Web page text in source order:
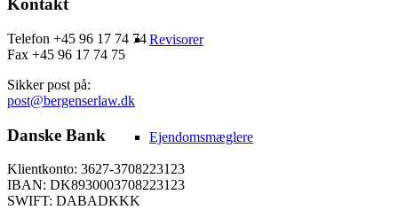
Revisorer
Ejendomsmæglere
Kontakt
Telefon +45 96 17 74 74
Fax +45 96 17 74 75
Sikker post på:
post@bergenserlaw.dk
Danske Bank
Klientkonto: 3627-3708223123
IBAN: DK8930003708223123
SWIFT: DABADKKK